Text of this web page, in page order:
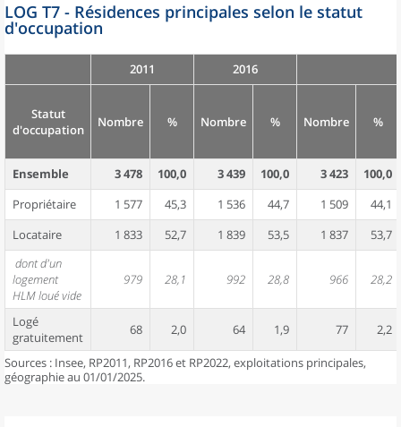
LOG T7 - Résidences principales selon le statut
d'occupation
2011 2016
Statut
d'occupation
Nombre % Nombre % Nombre %
Ensemble 3 478 100,0 3 439 100,0 3 423
100,0
Propriétaire
1 577 45,3 1 536 44,7 1 509
44,1
Locataire
1 833 52,7 1 839 53,5 1 837
53,7
dont d'un
logement
HLM loué vide
979 28,1 992 28,8 966 28,2
Logé
gratuitement
68 2,0 64 1,9 77 2,2
Sources : Insee, RP2011, RP2016 et RP2022, exploitations principales,
géographie au 01/01/2025.